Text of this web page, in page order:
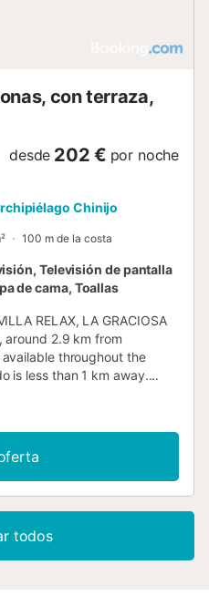
con terraza,
desde 202 € por noche
Chinijo
100 m de la costa
Televisión de pantalla
de cama, Toallas
RELAX, LA GRACIOSA
around 2.9 km from
available throughout the
is less than 1 km away....
todos